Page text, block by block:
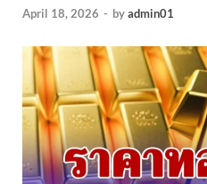
April 18, 2026 - byadmin01